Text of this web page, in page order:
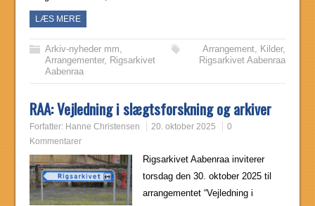
LÆS MERE
Arkiv-nyheder mm
Arrangementer, Rigsarkivet
Aabenraa
Arrangement, Kilder,
Rigsarkivet Aabenraa
RAA: Vejledning i slægtsforskning og arkiver
Forfatter: Hanne Christensen 20. oktober 2025
0
Kommentarer
Rigsarkivet Aabenraa inviterer
torsdag den 30. oktober 2025 til
arrangementet “Vejledning i